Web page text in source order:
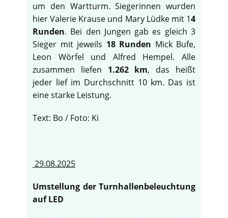
um den Wartturm. Siegerinnen wurden
hier Valerie Krause und Mary Lüdke mit 14
Runden. Bei den Jungen gab es gleich 3
Sieger mit jeweils 18 Runden Mick Bufe,
Leon Wörfel und Alfred Hempel. Alle
zusammen liefen 1.262 km, das heißt
jeder lief im Durchschnitt 10 km. Das ist
eine starke Leistung.
Text: Bo / Foto: Ki
29.08.2025
Umstellung der Turnhallenbeleuchtung
auf LED